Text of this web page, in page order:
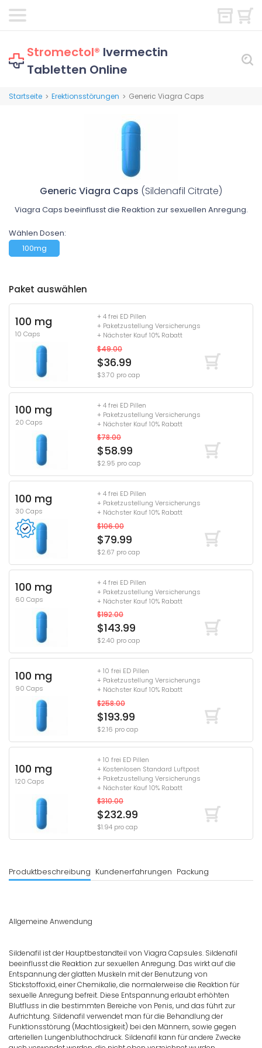
Stromectol® Ivermectin
Tabletten Online
Startseite > Erektionsstörungen > Generic Viagra Caps
Generic Viagra Caps (Sildenafil Citrate)
Viagra Caps beeinflusst die Reaktion zur sexuellen Anregung.
Wählen Dosen:
100mg
Paket auswählen
100 mg
10 Caps
+ 4 frei ED Pillen
+ Paketzustellung Versicherungs
+ Nächster Kauf 10% Rabatt
$49.00
$36.99
$3.70 pro cap
100 mg
20 Caps
+ 4 frei ED Pillen
+ Paketzustellung Versicherungs
+ Nächster Kauf 10% Rabatt
$78.00
$58.99
$2.95 pro cap
100 mg
30 Caps
+ 4 frei ED Pillen
+ Paketzustellung Versicherungs
+ Nächster Kauf 10% Rabatt
$106.00
$79.99
$2.67 pro cap
100 mg
60 Caps
+ 4 frei ED Pillen
+ Paketzustellung Versicherungs
+ Nächster Kauf 10% Rabatt
$192.00
$143.99
$2.40 pro cap
100 mg
90 Caps
+ 10 frei ED Pillen
+ Paketzustellung Versicherungs
+ Nächster Kauf 10% Rabatt
$258.00
$193.99
$2.16 pro cap
100 mg
120 Caps
+ 10 frei ED Pillen
+ Kostenlosen Standard Luftpost
+ Paketzustellung Versicherungs
+ Nächster Kauf 10% Rabatt
$310.00
$232.99
$1.94 pro cap
Produktbeschreibung Kundenerfahrungen Packung
Allgemeine Anwendung
Sildenafil ist der Hauptbestandteil von Viagra Capsules. Sildenafil
beeinflusst die Reaktion zur sexuellen Anregung. Das wirkt auf die
Entspannung der glatten Muskeln mit der Benutzung von
Stickstoffoxid, einer Chemikalie, die normalerweise die Reaktion für
sexuelle Anregung befreit. Diese Entspannung erlaubt erhöhten
Blutfluss in die bestimmten Bereiche von Penis, und das führt zur
Aufrichtung. Sildenafil verwendet man für die Behandlung der
Funktionsstörung (Machtlosigkeit) bei den Männern, sowie gegen
arteriellen Lungenbluthochdruck. Sildenafil kann für andere Zwecke